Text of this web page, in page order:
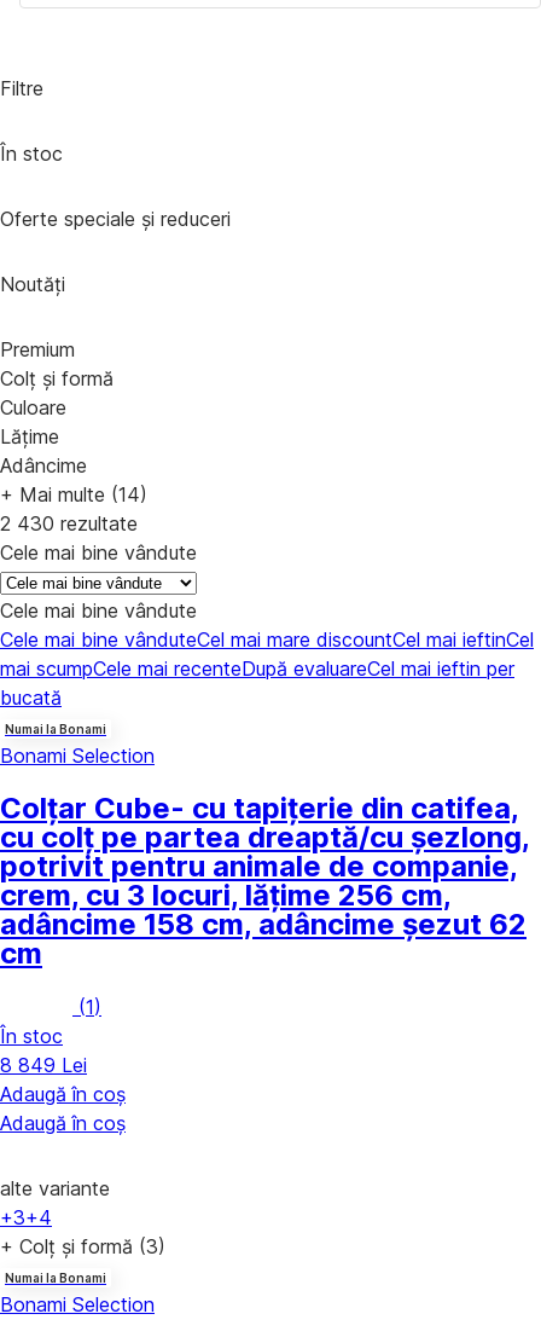
Filtre
În stoc
Oferte speciale și reduceri
Noutăți
Premium
Colț și formă
Culoare
Lățime
Adâncime
+ Mai multe (14)
2 430 rezultate
Cele mai bine vândute
Cele mai bine vândute
Cele mai bine vânduteCel mai mare discountCel mai ieftinCel
mai scumpCele mai recenteDupă evaluareCel mai ieftin per
bucată
Numai la Bonami
Bonami Selection
Colțar Cube- cu tapițerie din catifea,
cu colț pe partea dreaptă/cu șezlong,
potrivit pentru animale de companie,
crem, cu 3 locuri, lățime 256 cm,
adâncime 158 cm, adâncime șezut 62
cm
(1)
În stoc
8 849 Lei
Adaugă în coș
Adaugă în coș
alte variante
+3+4
+ Colț și formă (3)
Numai la Bonami
Bonami Selection